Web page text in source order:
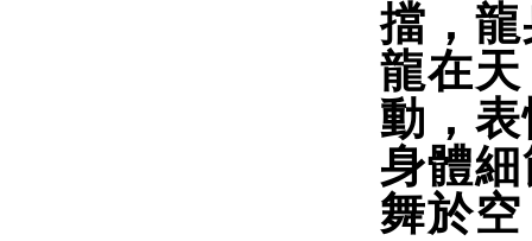
擋，
龍在
動，
身體
舞於